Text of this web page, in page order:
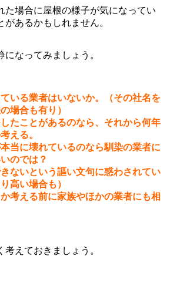
た場合に屋根の様子が気になってい
あるかもしれません。
なってみましょう。
ている業者はいないか。（その社名を
場合も有り）
したことがあるのなら、それから何年
える。
本当に壊れているのなら馴染の業者に
のでは？
きないという謳い文句に惑わされてい
高い場合も）
か考える前に家族やほかの業者にも相
えておきましょう。